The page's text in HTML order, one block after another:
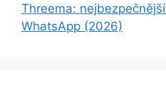
Threema:
WhatsApp (2026)